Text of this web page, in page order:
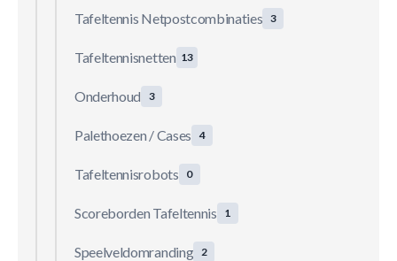
Tafeltennis Netpostcombinaties 3
Tafeltennisnetten 13
Onderhoud 3
Palethoezen / Cases 4
Tafeltennisrobots 0
Scoreborden Tafeltennis 1
Speelveldomranding 2